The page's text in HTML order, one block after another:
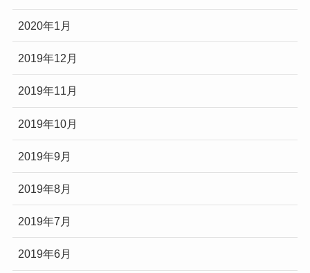
2020年1月
2019年12月
2019年11月
2019年10月
2019年9月
2019年8月
2019年7月
2019年6月